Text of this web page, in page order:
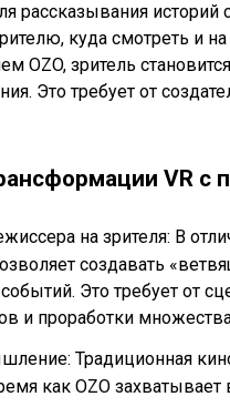
рассказывания
куда смотреть и
OZO, зритель
Это требует от
VR с
на зрителя: В
создавать
Это требует от
и проработки
Традиционная
как OZO